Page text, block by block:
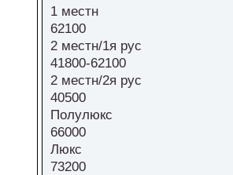
1 местн
62100
2 местн/1я рус
41800-62100
2 местн/2я рус
40500
Полулюкс
66000
Люкс
73200